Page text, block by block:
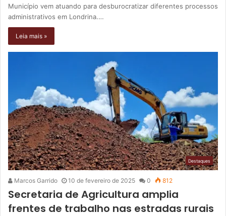
Município vem atuando para desburocratizar diferentes processos
administrativos em Londrina.…
Leia mais »
Destaques
Marcos Garrido 10 de fevereiro de 2025 0 812
Secretaria de Agricultura amplia
frentes de trabalho nas estradas rurais